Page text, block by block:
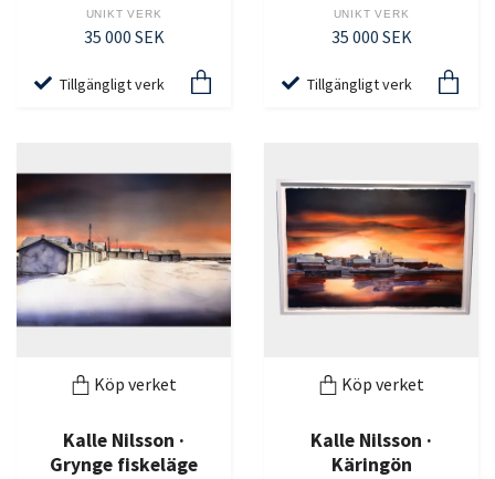
UNIKT VERK
35 000 SEK
Tillgängligt verk
UNIKT VERK
35 000 SEK
Tillgängligt verk
Köp verket
Kalle Nilsson ·
Grynge fiskeläge
Köp verket
Kalle Nilsson ·
Käringön